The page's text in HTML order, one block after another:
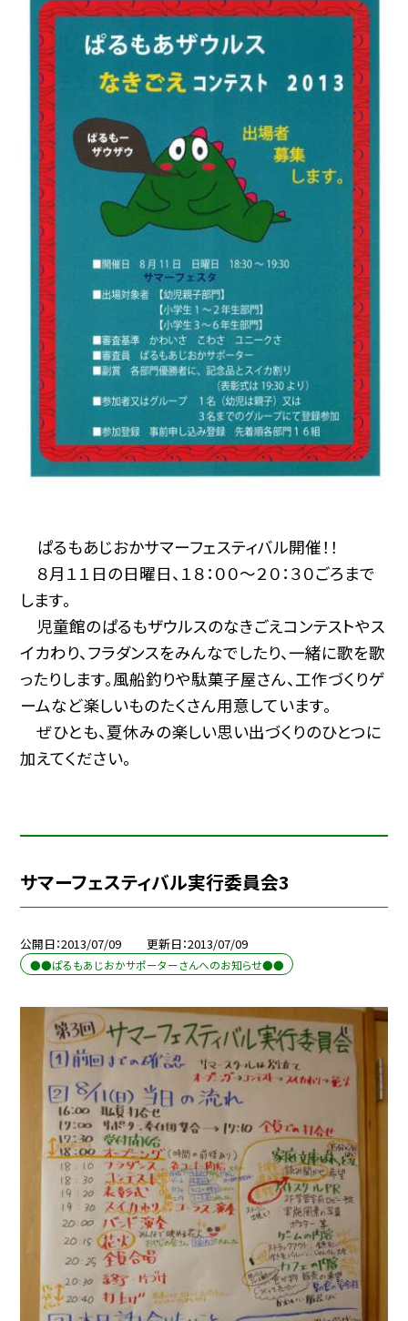
ぱるもあじおかサマーフェスティバル開催！！
８月１１日の日曜日、１８：００〜２０：３０ごろまで
します。
児童館のぱるもザウルスのなきごえコンテストやス
イカわり、フラダンスをみんなでしたり、一緒に歌を歌
ったりします。風船釣りや駄菓子屋さん、工作づくりゲ
ームなど楽しいものたくさん用意しています。
ぜひとも、夏休みの楽しい思い出づくりのひとつに
加えてください。
サマーフェスティバル実行委員会3
公開日 2013/07/09 更新日 2013/07/09
●●ぱるもあじおかサポーターさんへのお知らせ●●